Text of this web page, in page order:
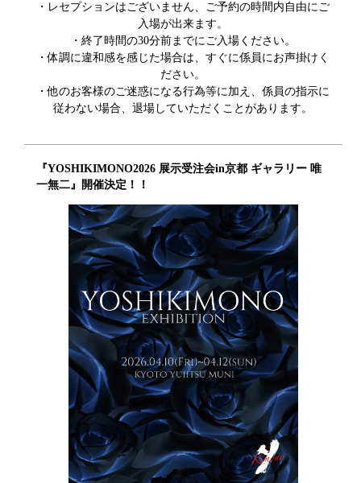
・レセプションはございません、ご予約の時間内自由にご
入場が出来ます。
・終了時間の30分前までにご入場ください。
・体調に違和感を感じた場合は、すぐに係員にお声掛けく
ださい。
・他のお客様のご迷惑になる行為等に加え、係員の指示に
従わない場合、退場していただくことがあります。
『YOSHIKIMONO2026 展示受注会in京都 ギャラリー 唯
一無二』開催決定！！